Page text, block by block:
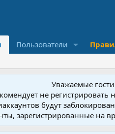
Пользователи
Уважаемые
не
будут
зарегистрированные на